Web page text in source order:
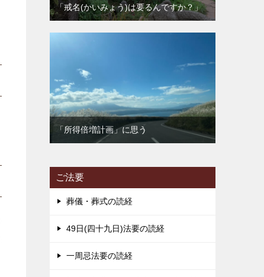
「戒名(かいみょう)は要るんですか？」
「所得倍増計画」に思う
ご法要
葬儀・葬式の読経
49日(四十九日)法要の読経
一周忌法要の読経